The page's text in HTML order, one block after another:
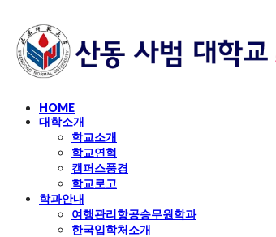
HOME
대학소개
학교소개
학교연혁
캠퍼스풍경
학교로고
학과안내
여행관리항공승무원학과
한국입학처소개